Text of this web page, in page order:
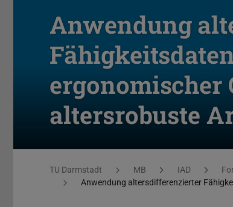
Anwendung
ergonomischer
altersrobuste
Sie befinden sich hier:
TU Darmstadt MB IAD
Anwendung altersdifferenzierter